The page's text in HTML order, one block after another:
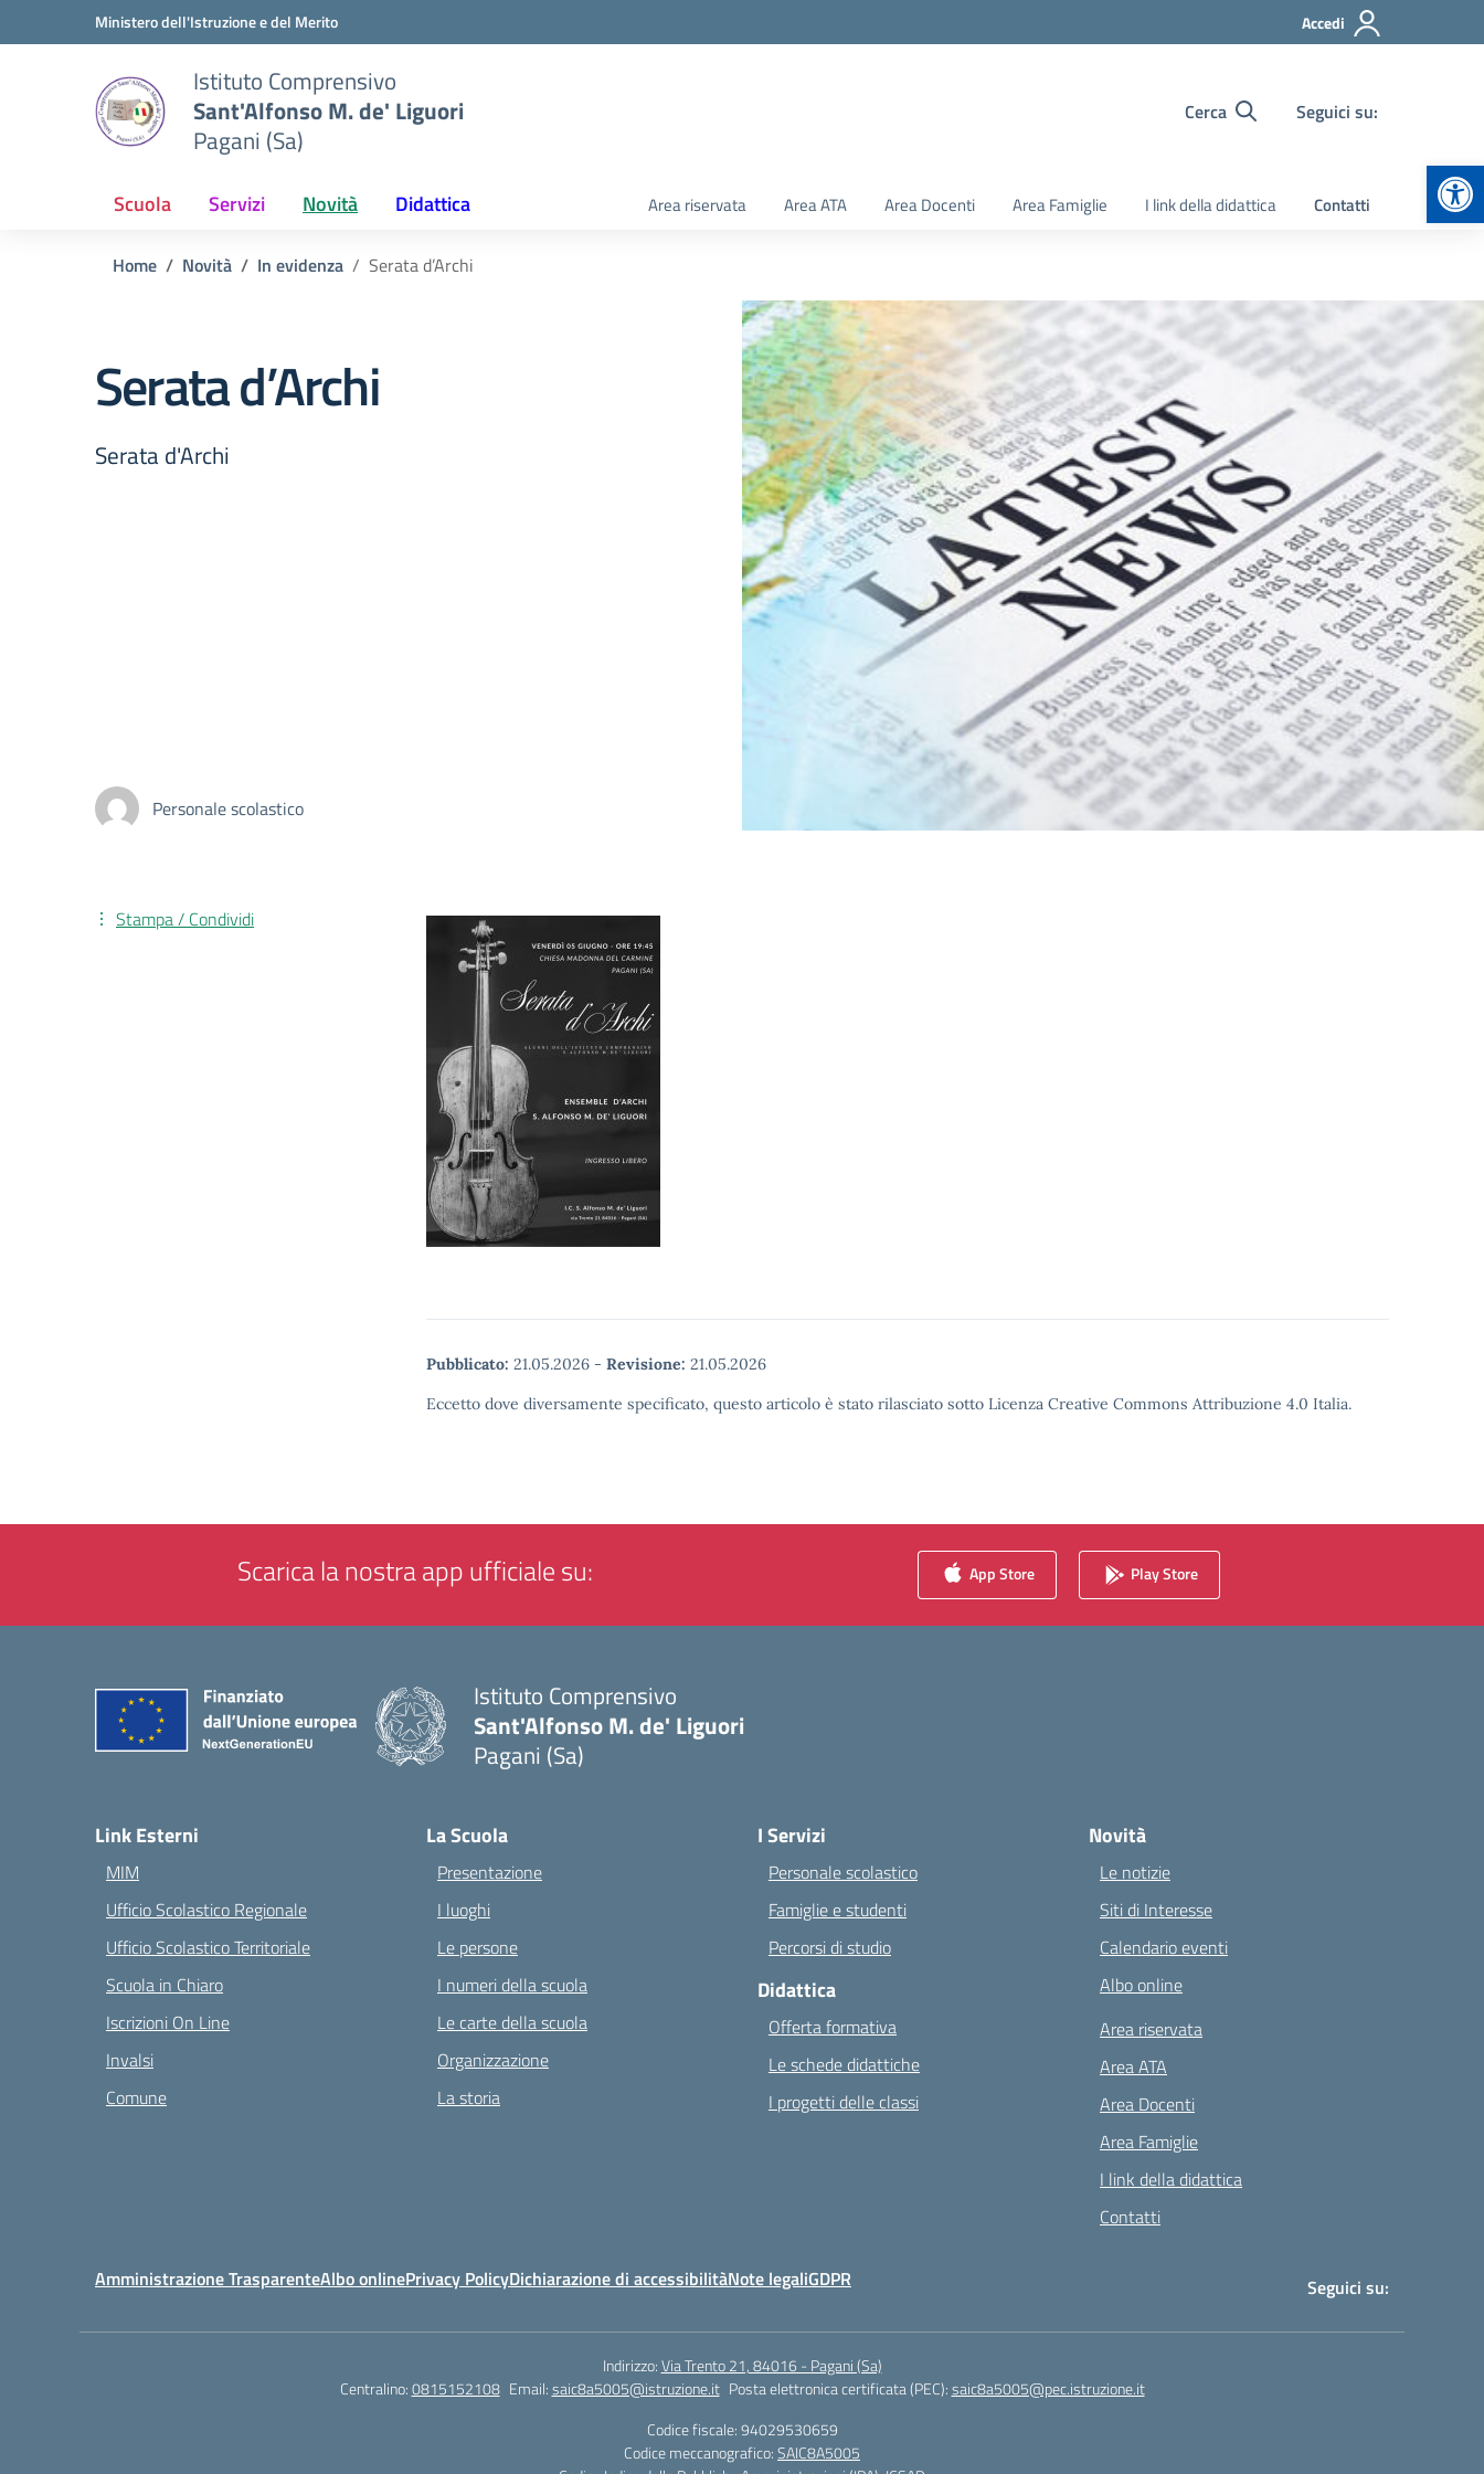
Vai ai contenuti
Vai al menu di navigazioneMinistero dell'Istruzione e del Merito Accedi
Istituto Comprensivo
Sant'Alfonso M. de' Liguori
Pagani (Sa)
Cerca Seguici su:
Scuola Servizi Novità Didattica Area riservata Area ATA Area Docenti Area Famiglie I link della didattica Contatti
Home Novità In evidenza Serata d’Archi
Serata d’Archi
Serata d'Archi
Personale scolastico
Pubblicato: 21.05.2026 - Revisione: 21.05.2026
Eccetto dove diversamente specificato, questo articolo è stato rilasciato sotto Licenza Creative Commons Attribuzione 4.0 Italia.
Stampa / Condividi
Scarica la nostra app ufficiale su: App Store Play Store
Istituto Comprensivo
Sant'Alfonso M. de' Liguori
Pagani (Sa)
Link Esterni
MIM
Ufficio Scolastico Regionale
Ufficio Scolastico Territoriale
Scuola in Chiaro
Iscrizioni On Line
Invalsi
Comune
La Scuola
Presentazione
I luoghi
Le persone
I numeri della scuola
Le carte della scuola
Organizzazione
La storia
I Servizi
Personale scolastico
Famiglie e studenti
Percorsi di studio
Didattica
Offerta formativa
Le schede didattiche
I progetti delle classi
Novità
Le notizie
Siti di Interesse
Calendario eventi
Albo online
Area riservata
Area ATA
Area Docenti
Area Famiglie
I link della didattica
Contatti
Amministrazione TrasparenteAlbo onlinePrivacy PolicyDichiarazione di accessibilitàNote legaliGDPR Seguici su:
Indirizzo:Via Trento 21, 84016 - Pagani (Sa)
Centralino:0815152108 Email:saic8a5005@istruzione.it Posta elettronica certificata (PEC):saic8a5005@pec.istruzione.it
Codice fiscale: 94029530659
Codice meccanografico:SAIC8A5005